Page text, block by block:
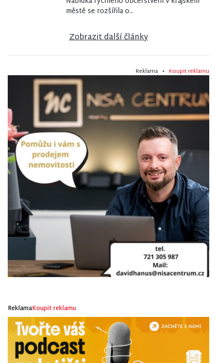
městě se rozšířila o...
Zobrazit další články
Reklama • Koupit reklamu
ReklamaKoupit reklamu